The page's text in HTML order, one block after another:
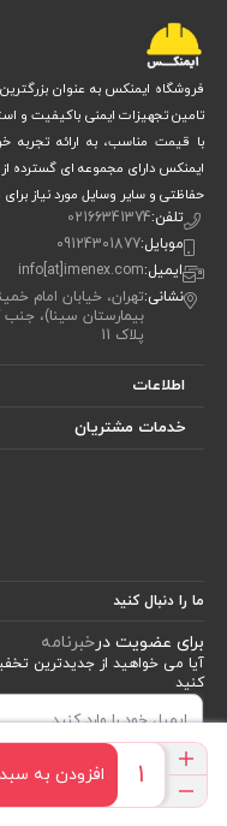
افزودن به
فروشگاه ایمنکس به عنوان
تامین تجهیزات ایمنی باکیفیت و
با قیمت مناسب، به ارائه
ایمنکس دارای مجموعه ای گسترده
حفاظتی و سایر وسایل مورد نیاز
تلفن:02166341374
موبایل:09124301877
ایمیل:info[at]imenex.com
نشانی:تهران، خیابان امام
بیمارستان سینا)،
پلاک 11
اطلاعات
خدمات مشتریان
ما را دنبال کنید
برای عضویت درخبرنامه
آیا می خواهید از جدید‌ترین
کنید
طراحی، توسعه و اجرای فروشگاه
Powered by nopCommerce